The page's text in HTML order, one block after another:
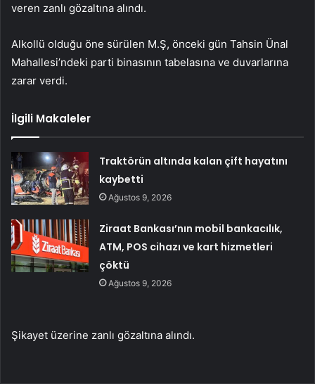
veren zanlı gözaltına alındı.
Alkollü olduğu öne sürülen M.Ş, önceki gün Tahsin Ünal
Mahallesi’ndeki parti binasının tabelasına ve duvarlarına
zarar verdi.
İlgili Makaleler
Traktörün altında kalan çift hayatını
kaybetti
Ağustos 9, 2026
Ziraat Bankası’nın mobil bankacılık,
ATM, POS cihazı ve kart hizmetleri
çöktü
Ağustos 9, 2026
Şikayet üzerine zanlı gözaltına alındı.